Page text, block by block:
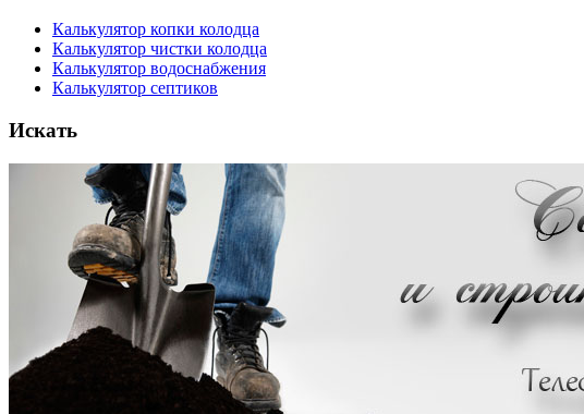
Калькулятор копки колодца
Калькулятор чистки колодца
Калькулятор водоснабжения
Калькулятор септиков
Искать